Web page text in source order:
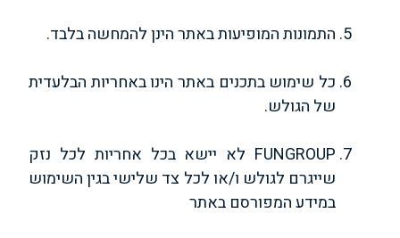
התמונות המופיעות באתר הינן להמחשה בלבד.
כל שימוש בתכנים באתר הינו באחריות הבלעדית
של הגולש.
FUNGROUP לא יישא בכל אחריות לכל נזק
שייגרם לגולש ו/או לכל צד שלישי בגין השימוש
במידע המפורסם באתר